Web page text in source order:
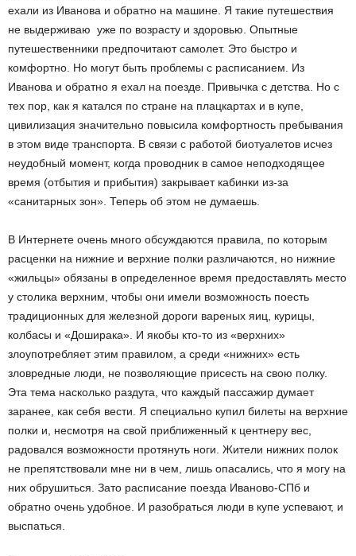
ехали из Иванова и обратно на машине. Я такие путешествия
не выдерживаю уже по возрасту и здоровью. Опытные
путешественники предпочитают самолет. Это быстро и
комфортно. Но могут быть проблемы с расписанием. Из
Иванова и обратно я ехал на поезде. Привычка с детства. Но с
тех пор, как я катался по стране на плацкартах и в купе,
цивилизация значительно повысила комфортность пребывания
в этом виде транспорта. В связи с работой биотуалетов исчез
неудобный момент, когда проводник в самое неподходящее
время (отбытия и прибытия) закрывает кабинки из-за
«санитарных зон». Теперь об этом не думаешь.
В Интернете очень много обсуждаются правила, по которым
расценки на нижние и верхние полки различаются, но нижние
«жильцы» обязаны в определенное время предоставлять место
у столика верхним, чтобы они имели возможность поесть
традиционных для железной дороги вареных яиц, курицы,
колбасы и «Доширака». И якобы кто-то из «верхних»
злоупотребляет этим правилом, а среди «нижних» есть
зловредные люди, не позволяющие присесть на свою полку.
Эта тема насколько раздута, что каждый пассажир думает
заранее, как себя вести. Я специально купил билеты на верхние
полки и, несмотря на свой приближенный к центнеру вес,
радовался возможности протянуть ноги. Жители нижних полок
не препятствовали мне ни в чем, лишь опасались, что я могу на
них обрушиться. Зато расписание поезда Иваново-СПб и
обратно очень удобное. И разобраться люди в купе успевают, и
выспаться.